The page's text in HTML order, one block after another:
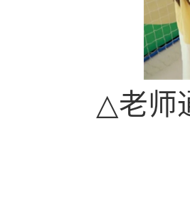
△老师